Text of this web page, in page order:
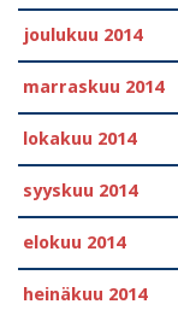
joulukuu 2014
marraskuu 2014
lokakuu 2014
syyskuu 2014
elokuu 2014
heinäkuu 2014